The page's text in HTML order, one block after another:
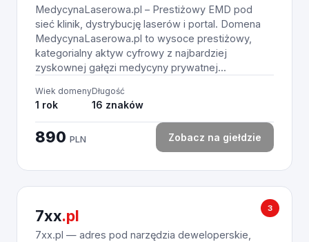
MedycynaLaserowa.pl – Prestiżowy EMD pod
sieć klinik, dystrybucję laserów i portal. Domena
MedycynaLaserowa.pl to wysoce prestiżowy,
kategorialny aktyw cyfrowy z najbardziej
zyskownej gałęzi medycyny prywatnej...
Wiek domeny
1 rok
Długość
16 znaków
890 PLN Zobacz na giełdzie
3
7xx.pl
7xx.pl — adres pod narzędzia deweloperskie,